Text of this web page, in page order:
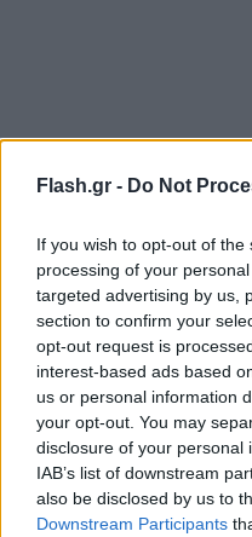
Flash.gr - Do Not
If you wish to opt-out of
processing of your
targeted advertising by us,
section to confirm your
opt-out request is
interest-based ads based
us or personal information
your opt-out. You may
disclosure of your personal
IAB’s list of downstream
also be disclosed by us to
Downstream Participants
Όπως τονίζεται «οι
εξουθενωμένοι από
προσωπικό,
την εντατικοποίηση
Από την άλλη λόγω